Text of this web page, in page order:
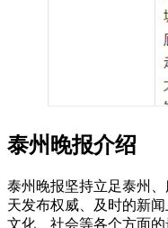
泰州晚报介绍
泰州晚报坚持立足泰州
天发布权威、及时的新
文化、社会等各个方面